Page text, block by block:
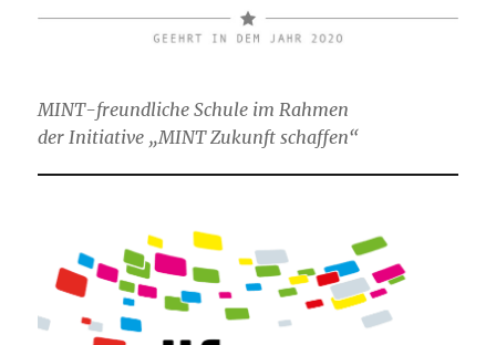
MINT-freundliche Schule im Rahmen
der Initiative „MINT Zukunft schaffen“